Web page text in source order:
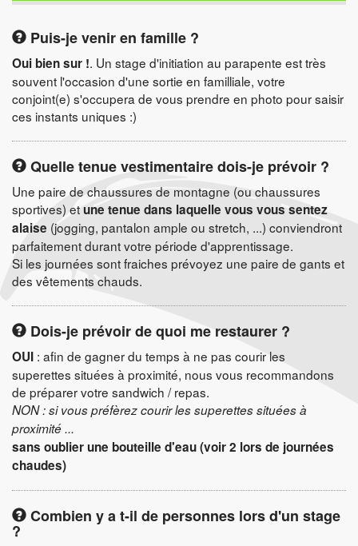
Puis-je venir en famille ?
Oui bien sur !. Un stage d'initiation au parapente est très
souvent l'occasion d'une sortie en familliale, votre
conjoint(e) s'occupera de vous prendre en photo pour saisir
ces instants uniques :)
Quelle tenue vestimentaire dois-je prévoir ?
Une paire de chaussures de montagne (ou chaussures
sportives) etune tenue dans laquelle vous vous sentez
alaise (jogging, pantalon ample ou stretch, ...) conviendront
parfaitement durant votre période d'apprentissage.
Si les journées sont fraiches prévoyez une paire de gants et
des vêtements chauds.
Dois-je prévoir de quoi me restaurer ?
OUI : afin de gagner du temps à ne pas courir les
superettes situées à proximité, nous vous recommandons
de préparer votre sandwich / repas.
NON : si vous préfèrez courir les superettes situées à
proximité ...
sans oublier une bouteille d'eau (voir 2 lors de journées
chaudes)
Combien y a t-il de personnes lors d'un stage
?